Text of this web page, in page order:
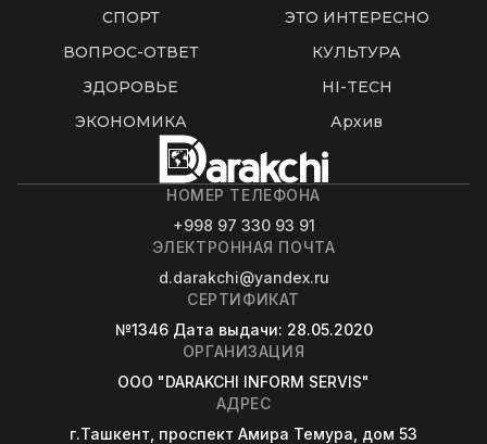
СПОРТ
ЭТО ИНТЕРЕСНО
ВОПРОС-ОТВЕТ
КУЛЬТУРА
ЗДОРОВЬЕ
HI-TECH
ЭКОНОМИКА
Архив
НОМЕР ТЕЛЕФОНА
+998 97 330 93 91
ЭЛЕКТРОННАЯ ПОЧТА
d.darakchi@yandex.ru
СЕРТИФИКАТ
№1346 Дата выдачи: 28.05.2020
ОРГАНИЗАЦИЯ
OOO "DARAKCHI INFORM SERVIS"
АДРЕС
г.Ташкент, проспект Амира Темура, дом 53